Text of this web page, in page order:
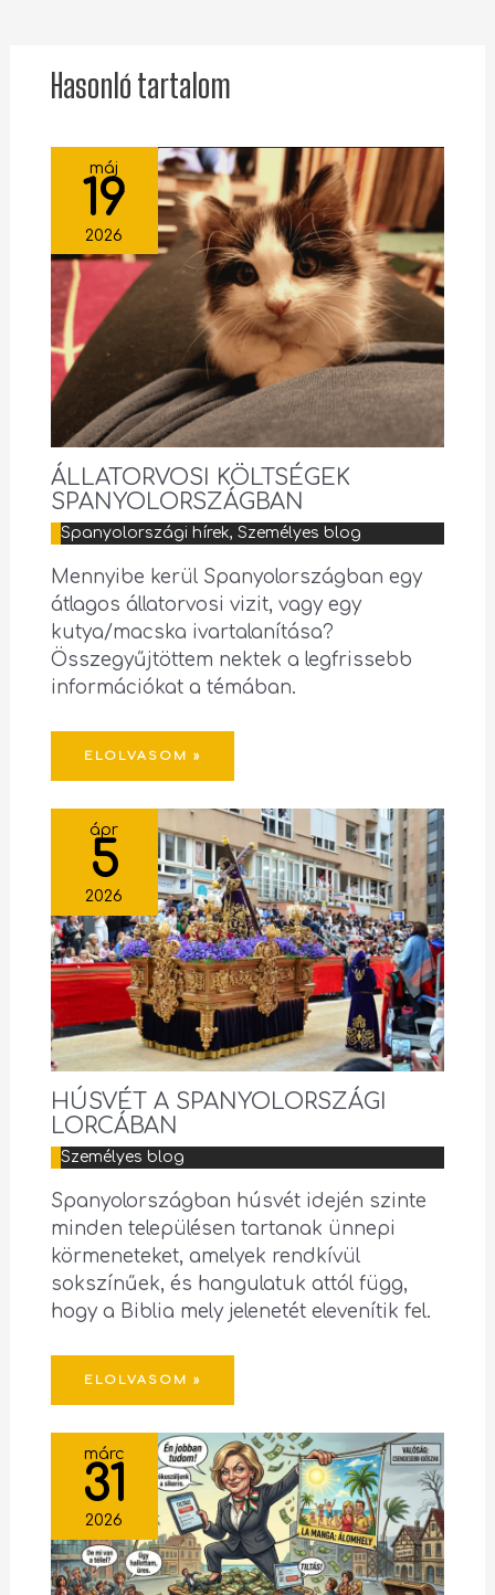
Hasonló tartalom
máj
19
2026
ÁLLATORVOSI KÖLTSÉGEK
SPANYOLORSZÁGBAN
Spanyolországi hírek, Személyes blog
Mennyibe kerül Spanyolországban egy
átlagos állatorvosi vizit, vagy egy
kutya/macska ivartalanítása?
Összegyűjtöttem nektek a legfrissebb
információkat a témában.
ELOLVASOM »
ápr
5
2026
HÚSVÉT A SPANYOLORSZÁGI
LORCÁBAN
Személyes blog
Spanyolországban húsvét idején szinte
minden településen tartanak ünnepi
körmeneteket, amelyek rendkívül
sokszínűek, és hangulatuk attól függ,
hogy a Biblia mely jelenetét elevenítik fel.
ELOLVASOM »
márc
31
2026